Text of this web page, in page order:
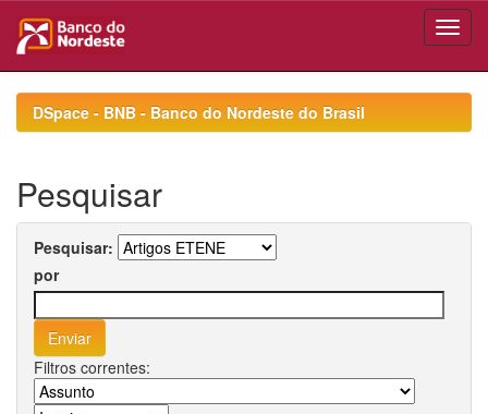
navigationDSpace - BNB - Banco do Nordeste do Brasil
Pesquisar
Pesquisar:
por
Filtros correntes: